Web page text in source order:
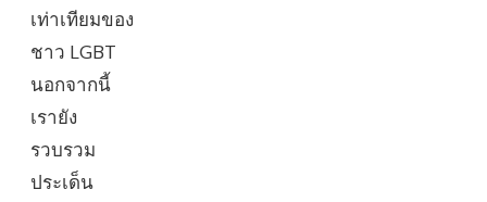
เท่าเทียมของ
ชาว LGBT
นอกจากนี้
เรายัง
รวบรวม
ประเด็น